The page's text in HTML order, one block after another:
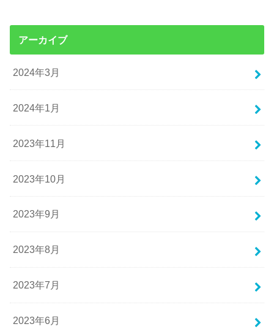
アーカイブ
2024年3月
2024年1月
2023年11月
2023年10月
2023年9月
2023年8月
2023年7月
2023年6月